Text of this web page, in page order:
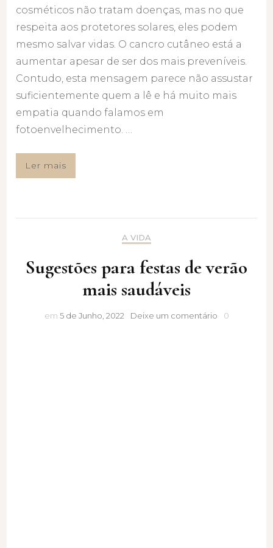
cosméticos não tratam doenças, mas no que
respeita aos protetores solares, eles podem
mesmo salvar vidas. O cancro cutâneo está a
aumentar apesar de ser dos mais preveníveis.
Contudo, esta mensagem parece não assustar
suficientemente quem a lê e há muito mais
empatia quando falamos em
fotoenvelhecimento. …
Ler mais
A VIDA
Sugestões para festas de verão
mais saudáveis
em 5 de Junho, 2022 Deixe um comentárioSugestões
0